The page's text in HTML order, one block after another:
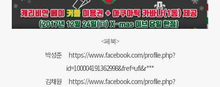
<페북>
박성준
https://www.facebook.com/profile.php?
id=100004191362998&fref=ufi&r***
김채원
https://www.facebook.com/profile.php?